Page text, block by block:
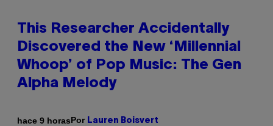
This Researcher Accidentally
Discovered the New ‘Millennial
Whoop’ of Pop Music: The Gen
Alpha Melody
hace 9 horasPor Lauren Boisvert